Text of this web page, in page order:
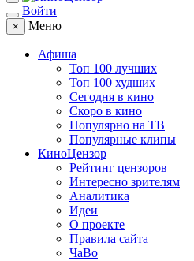
Войти
× Меню
Афиша
Топ 100 лучших
Топ 100 худших
Сегодня в кино
Скоро в кино
Популярно на ТВ
Популярные клипы
КиноЦензор
Рейтинг цензоров
Интересно зрителям
Аналитика
Идеи
О проекте
Правила сайта
ЧаВо